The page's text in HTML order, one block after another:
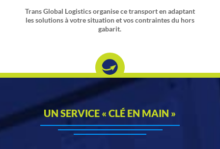
Trans Global Logistics organise ce transport en adaptant
les solutions à votre situation et vos contraintes du hors
gabarit.
UN SERVICE « CLÉ EN MAIN »